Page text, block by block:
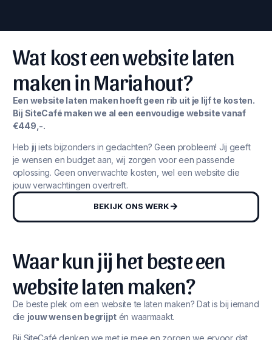
Wat kost een website laten
maken in Mariahout?
Een website laten maken hoeft geen rib uit je lijf te kosten.
Bij SiteCafé maken we al een eenvoudige website vanaf
€449,-.
Heb jij iets bijzonders in gedachten? Geen probleem! Jij geeft
je wensen en budget aan, wij zorgen voor een passende
oplossing. Geen onverwachte kosten, wel een website die
jouw verwachtingen overtreft.
BEKIJK ONS WERK
Waar kun jij het beste een
website laten maken?
De beste plek om een website te laten maken? Dat is bij iemand
die jouw wensen begrijpt én waarmaakt.